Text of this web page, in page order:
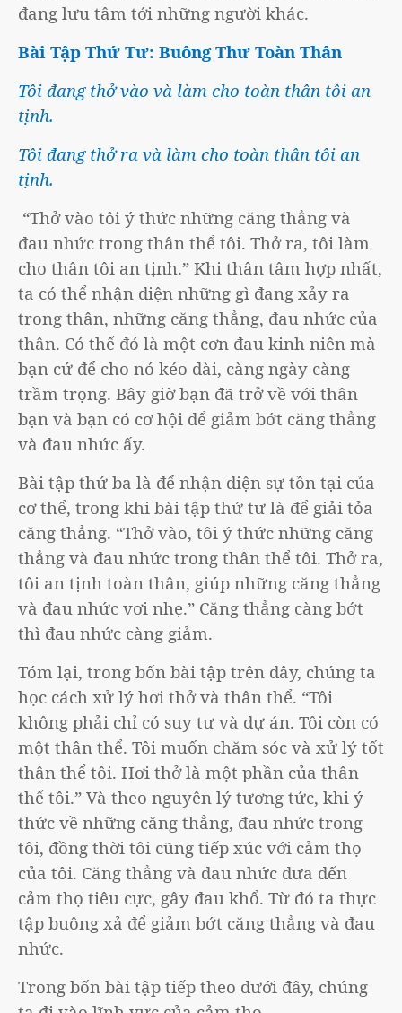
đang lưu tâm tới những người khác.
Bài Tập Thứ Tư: Buông Thư Toàn Thân
Tôi đang thở vào và làm cho toàn thân tôi an
tịnh.
Tôi đang thở ra và làm cho toàn thân tôi an
tịnh.
“Thở vào tôi ý thức những căng thẳng và
đau nhức trong thân thể tôi. Thở ra, tôi làm
cho thân tôi an tịnh.” Khi thân tâm hợp nhất,
ta có thể nhận diện những gì đang xảy ra
trong thân, những căng thẳng, đau nhức của
thân. Có thể đó là một cơn đau kinh niên mà
bạn cứ để cho nó kéo dài, càng ngày càng
trầm trọng. Bây giờ bạn đã trở về với thân
bạn và bạn có cơ hội để giảm bớt căng thẳng
và đau nhức ấy.
Bài tập thứ ba là để nhận diện sự tồn tại của
cơ thể, trong khi bài tập thứ tư là để giải tỏa
căng thẳng. “Thở vào, tôi ý thức những căng
thẳng và đau nhức trong thân thể tôi. Thở ra,
tôi an tịnh toàn thân, giúp những căng thẳng
và đau nhức vơi nhẹ.” Căng thẳng càng bớt
thì đau nhức càng giảm.
Tóm lại, trong bốn bài tập trên đây, chúng ta
học cách xử lý hơi thở và thân thể. “Tôi
không phải chỉ có suy tư và dự án. Tôi còn có
một thân thể. Tôi muốn chăm sóc và xử lý tốt
thân thể tôi. Hơi thở là một phần của thân
thể tôi.” Và theo nguyên lý tương tức, khi ý
thức về những căng thẳng, đau nhức trong
tôi, đồng thời tôi cũng tiếp xúc với cảm thọ
của tôi. Căng thẳng và đau nhức đưa đến
cảm thọ tiêu cực, gây đau khổ. Từ đó ta thực
tập buông xả để giảm bớt căng thẳng và đau
nhức.
Trong bốn bài tập tiếp theo dưới đây, chúng